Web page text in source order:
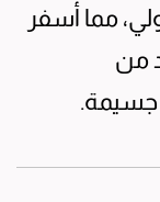
مما أسفر
من
جسيمة.